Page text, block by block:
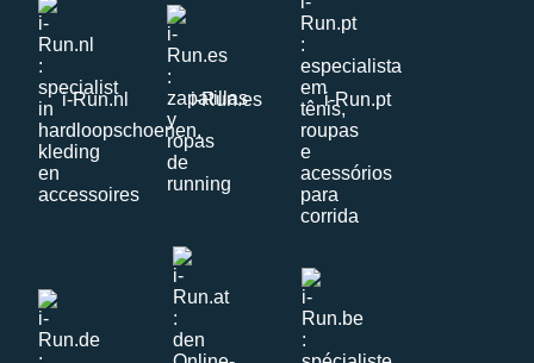
i-Run.nl i-Run.es i-Run.pt